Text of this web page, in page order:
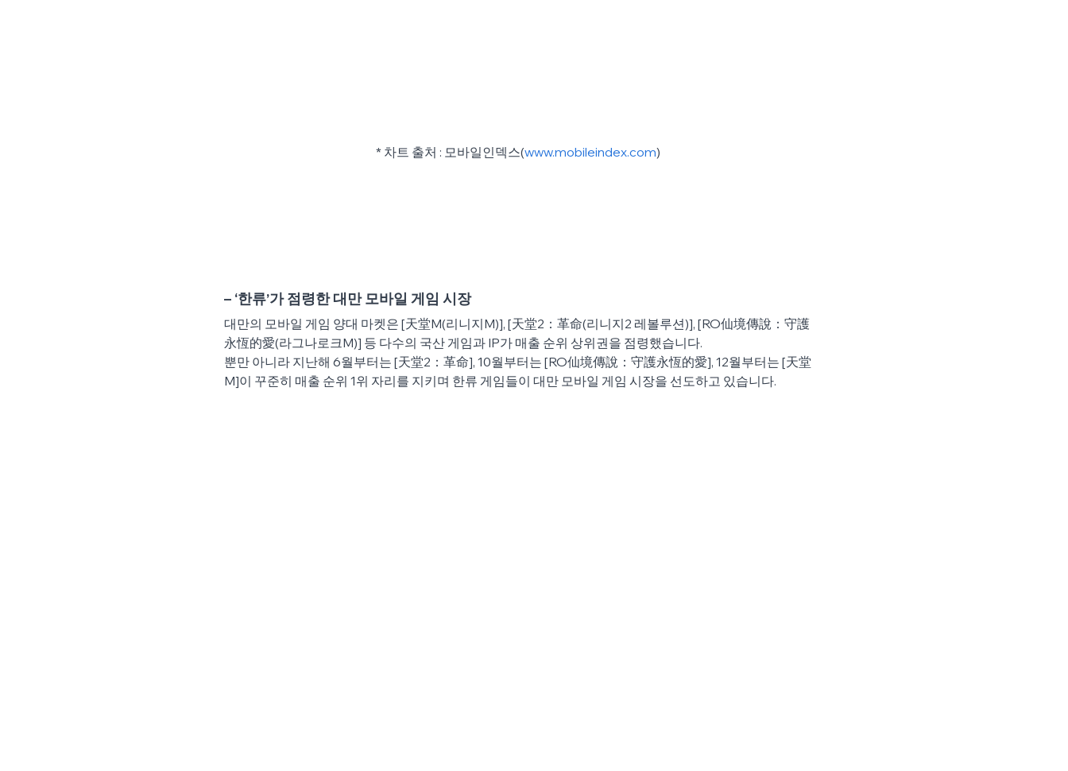
* 차트 출처 : 모바일인덱스(www.mobileindex.com)
– ‘한류’가 점령한 대만 모바일 게임 시장
대만의 모바일 게임 양대 마켓은 [天堂M(리니지M)], [天堂2：革命(리니지2 레볼루션)], [RO仙境傳說：守護
永恆的愛(라그나로크M)] 등 다수의 국산 게임과 IP가 매출 순위 상위권을 점령했습니다.
뿐만 아니라 지난해 6월부터는 [天堂2：革命], 10월부터는 [RO仙境傳說：守護永恆的愛], 12월부터는 [天堂
M]이 꾸준히 매출 순위 1위 자리를 지키며 한류 게임들이 대만 모바일 게임 시장을 선도하고 있습니다.